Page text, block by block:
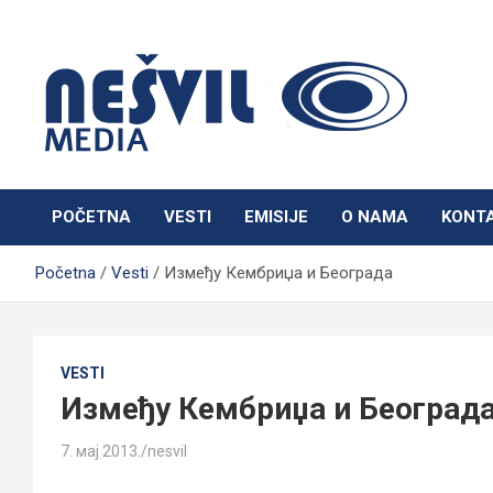
Nešvil Media Bogatić
POČETNA VESTI EMISIJE O NAMA
Početna Vesti Између Кембриџа и Београда
VESTI
Између Кембриџа и
7. мај 2013. nesvil